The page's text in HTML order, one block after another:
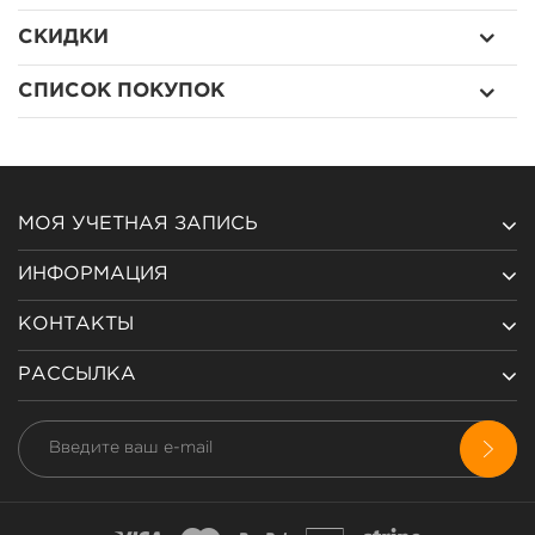
СКИДКИ
СПИСОК ПОКУПОК
МОЯ УЧЕТНАЯ ЗАПИСЬ
ИНФОРМАЦИЯ
КОНТАКТЫ
РАССЫЛКА